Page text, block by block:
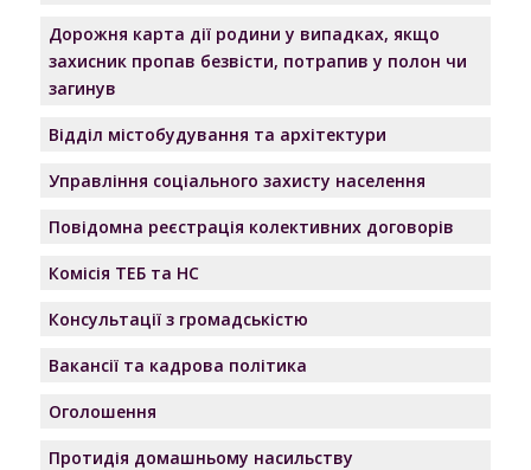
Дорожня карта дії родини у випадках, якщо
захисник пропав безвісти, потрапив у полон чи
загинув
Відділ містобудування та архітектури
Управління соціального захисту населення
Повідомна реєстрація колективних договорів
Комісія ТЕБ та НС
Консультації з громадськістю
Вакансії та кадрова політика
Оголошення
Протидія домашньому насильству